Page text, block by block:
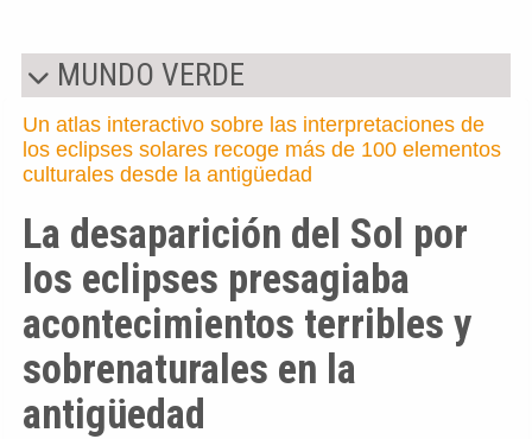
MUNDO VERDE
Un atlas interactivo sobre las interpretaciones de
los eclipses solares recoge más de 100 elementos
culturales desde la antigüedad
La desaparición del Sol por
los eclipses presagiaba
acontecimientos terribles y
sobrenaturales en la
antigüedad